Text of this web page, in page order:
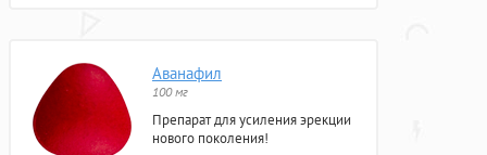
Аванафил
100 мг
Препарат для усиления эрекции
нового поколения!